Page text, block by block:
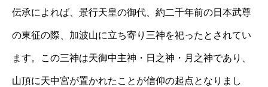
伝承によれば、景行天皇の御代、約二千年前の日本武尊
の東征の際、加波山に立ち寄り三神を祀ったとされてい
ます。この三神は天御中主神・日之神・月之神であり、
山頂に天中宮が置かれたことが信仰の起点となりまし